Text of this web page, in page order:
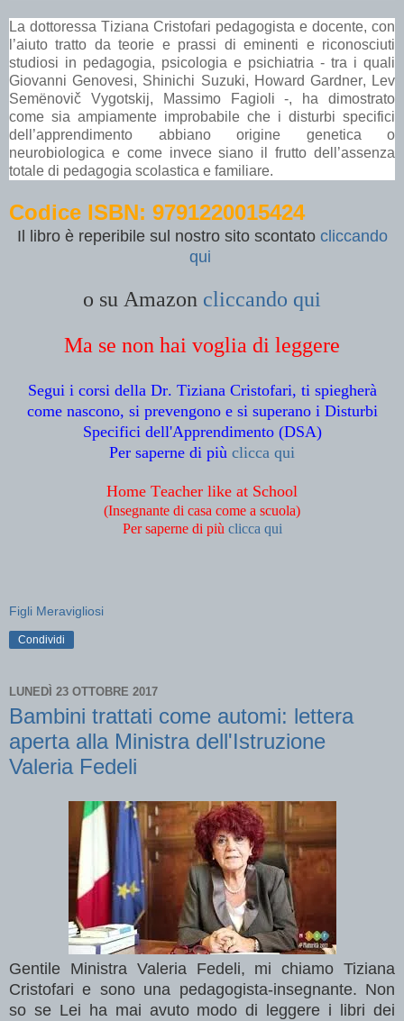
La dottoressa Tiziana Cristofari pedagogista e docente, con
l’aiuto tratto da teorie e prassi di eminenti e riconosciuti
studiosi in pedagogia, psicologia e psichiatria - tra i quali
Giovanni Genovesi, Shinichi Suzuki, Howard Gardner, Lev
Semënovič Vygotskij, Massimo Fagioli -, ha dimostrato
come sia ampiamente improbabile che i disturbi specifici
dell’apprendimento abbiano origine genetica o
neurobiologica e come invece siano il frutto dell’assenza
totale di pedagogia scolastica e familiare.
Codice ISBN: 9791220015424
Il libro è reperibile sul nostro sito scontato cliccando
qui
o su Amazon cliccando qui
Ma se non hai voglia di leggere
Segui i corsidellaDr. Tiziana Cristofari, ti spiegherà
come nascono, si prevengono e si superano i Disturbi
Specifici dell'Apprendimento (DSA)
Per saperne di più clicca qui
Home Teacher like at School
(Insegnante di casa come a scuola)
Per saperne di più clicca qui
Figli Meravigliosi
Condividi
LUNEDÌ 23 OTTOBRE 2017
Bambini trattati come automi: lettera
aperta alla Ministra dell'Istruzione
Valeria Fedeli
Gentile Ministra Valeria Fedeli, mi chiamo Tiziana
Cristofari e sono una pedagogista-insegnante. Non
so se Lei ha mai avuto modo di leggere i libri dei